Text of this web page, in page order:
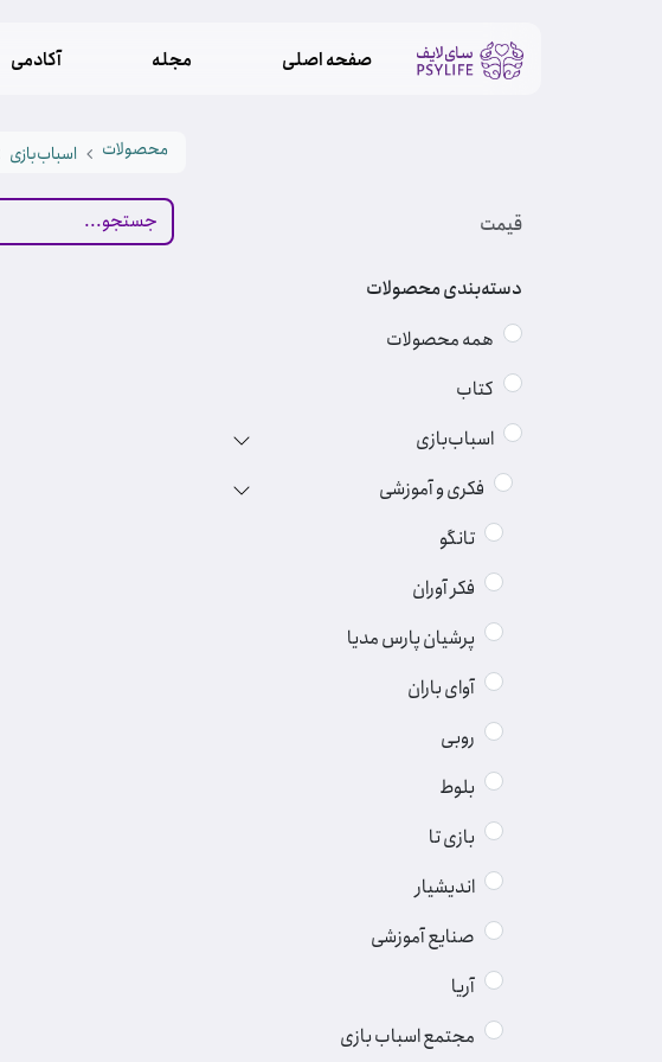
صفحه اصلی مجله آکادمی
قیمت
دسته‌بندی محصولات
همه محصولات
کتاب
اسباب‌بازی
فکری و آموزشی
تانگو
فکر آوران
پرشیان پارس مدیا
آوای باران
روبی
بلوط
بازی تا
اندیشیار
صنایع آموزشی
آریا
مجتمع اسباب بازی
محصولات اسباب‌بازی